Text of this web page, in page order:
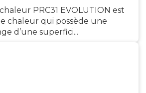
PRC31 EVOLUTION est
chaleur qui possède une
d’une superfici...